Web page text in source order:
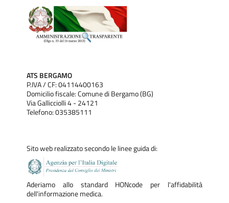
ATS BERGAMO
P.IVA / CF: 04114400163
Domicilio fiscale: Comune di Bergamo (BG)
Via Gallicciolli 4 - 24121
Telefono: 035385111
Sito web realizzato secondo le linee guida di:
Aderiamo allo standard HONcode per l'affidabilità
dell'informazione medica.